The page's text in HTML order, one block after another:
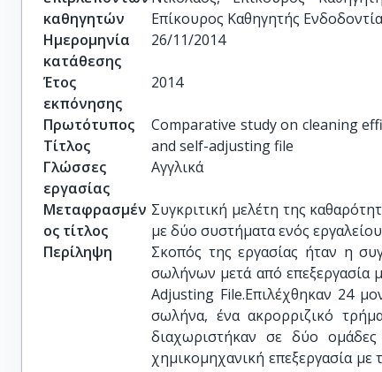
καθηγητών
Επίκουρος Καθηγητής
Ημερομηνία
κατάθεσης
26/11/2014
Έτος
εκπόνησης
2014
Πρωτότυπος
Τίτλος
Comparative study on cleaning
and self-adjusting file
Γλώσσες
εργασίας
Αγγλικά
Μεταφρασμέν
ος τίτλος
Συγκριτική μελέτη της
με δύο συστήματα ενός
Περίληψη
Σκοπός της εργασίας ήταν η
σωλήνων μετά από επεξεργασία
Adjusting File.Επιλέχθηκαν 24
σωλήνα, ένα ακρορριζικό
διαχωριστήκαν σε δύο
χημικομηχανική επεξεργασία